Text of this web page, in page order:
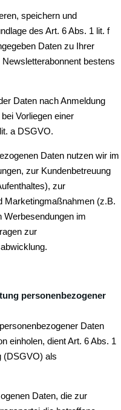
speichern und
des Art. 6 Abs. 1 lit. f
Daten zu Ihrer
bestens
Daten nach Anmeldung
Vorliegen einer
a DSGVO.
Daten nutzen wir im
zur Kundenbetreuung
zur
Marketingmaßnahmen (z.B.
Werbesendungen im
zur
personenbezogener
Daten
einholen, dient Art. 6 Abs. 1
(DSGVO) als
Daten, die zur